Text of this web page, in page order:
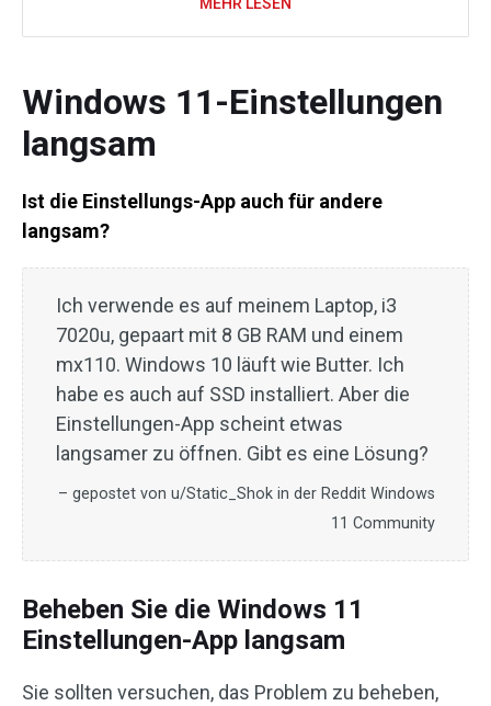
Windows 11-Einstellungen
langsam
Ist die Einstellungs-App auch für andere
langsam?
Ich verwende es auf meinem Laptop, i3
7020u, gepaart mit 8 GB RAM und einem
mx110. Windows 10 läuft wie Butter. Ich
habe es auch auf SSD installiert. Aber die
Einstellungen-App scheint etwas
langsamer zu öffnen. Gibt es eine Lösung?
– gepostet von u/Static_Shok in der Reddit Windows
11 Community
Beheben Sie die Windows 11
Einstellungen-App langsam
Sie sollten versuchen, das Problem zu beheben,